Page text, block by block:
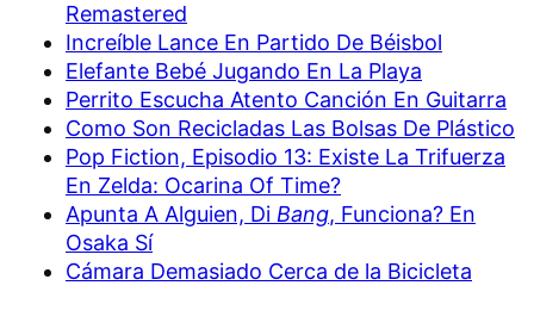
Remastered
Increíble Lance En Partido De Béisbol
Elefante Bebé Jugando En La Playa
Perrito Escucha Atento Canción En Guitarra
Como Son Recicladas Las Bolsas De Plástico
Pop Fiction, Episodio 13: Existe La Trifuerza
En Zelda: Ocarina Of Time?
Apunta A Alguien, Di Bang, Funciona? En
Osaka Sí
Cámara Demasiado Cerca de la Bicicleta